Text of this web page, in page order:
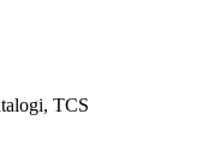
TCS